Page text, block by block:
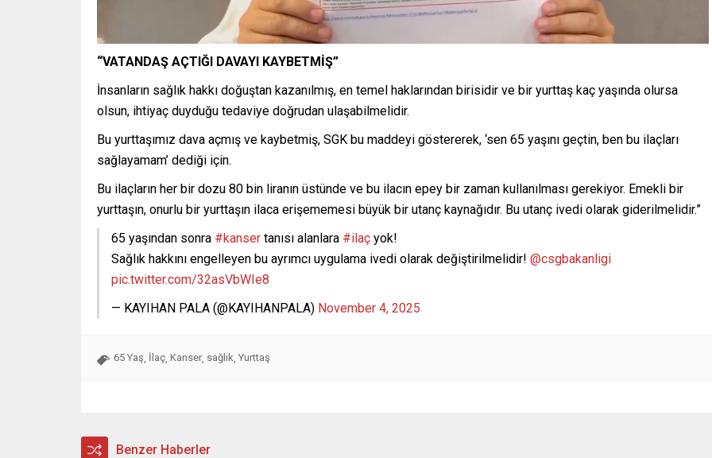
“VATANDAŞ AÇTIĞI DAVAYI KAYBETMİŞ”
İnsanların sağlık hakkı doğuştan kazanılmış, en temel haklarından birisidir ve bir yurttaş kaç yaşında olursa
olsun, ihtiyaç duyduğu tedaviye doğrudan ulaşabilmelidir.
Bu yurttaşımız dava açmış ve kaybetmiş, SGK bu maddeyi göstererek, ‘sen 65 yaşını geçtin, ben bu ilaçları
sağlayamam’ dediği için.
Bu ilaçların her bir dozu 80 bin liranın üstünde ve bu ilacın epey bir zaman kullanılması gerekiyor. Emekli bir
yurttaşın, onurlu bir yurttaşın ilaca erişememesi büyük bir utanç kaynağıdır. Bu utanç ivedi olarak giderilmelidir.”
65 yaşından sonra #kanser tanısı alanlara #ilaç yok!
Sağlık hakkını engelleyen bu ayrımcı uygulama ivedi olarak değiştirilmelidir! ⁦ @csgbakanligi
pic.twitter.com/32asVbWIe8
— KAYIHAN PALA (@KAYIHANPALA) November 4, 2025
65 Yaş İlaç Kanser sağlık Yurttaş
Benzer Haberler